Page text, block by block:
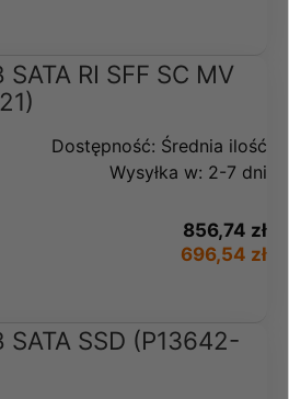
RI SFF SC MV
Dostępność: Średnia ilość
Wysyłka w: 2-7 dni
856,74 zł
696,54 zł
SSD (P13642-